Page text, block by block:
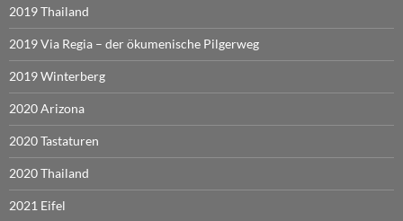
2019 Thailand
2019 Via Regia – der ökumenische Pilgerweg
2019 Winterberg
2020 Arizona
2020 Tastaturen
2020 Thailand
2021 Eifel